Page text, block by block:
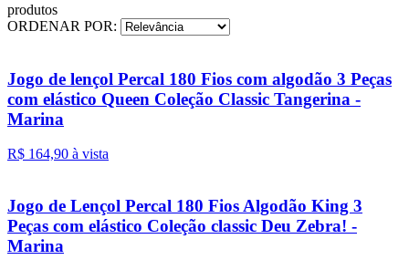
produtos
ORDENAR POR:
Jogo de lençol Percal 180 Fios com algodão 3 Peças
com elástico Queen Coleção Classic Tangerina -
Marina
R$ 164,90 à vista
Jogo de Lençol Percal 180 Fios Algodão King 3
Peças com elástico Coleção classic Deu Zebra! -
Marina